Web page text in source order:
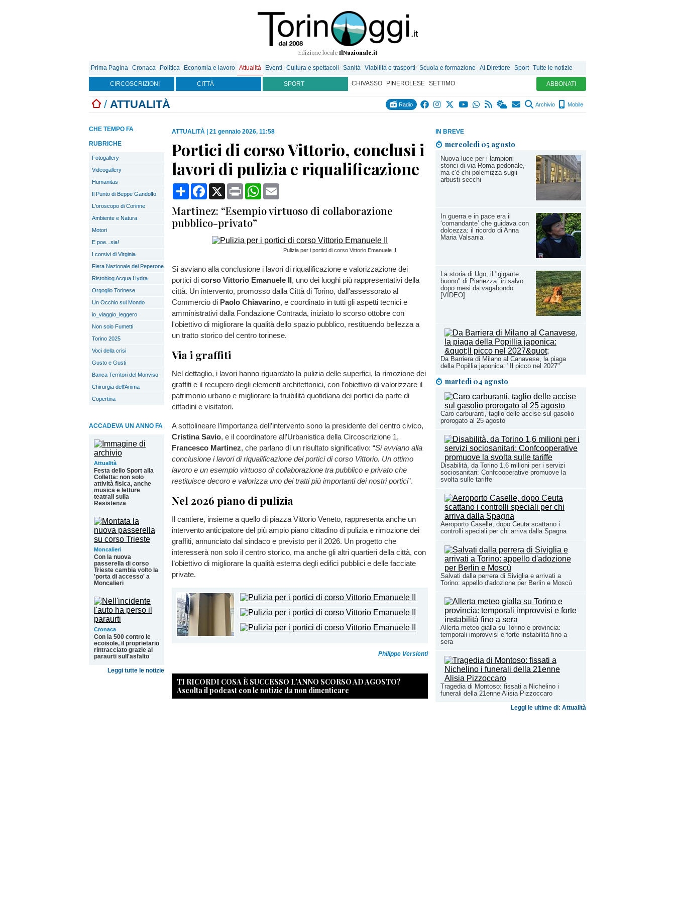
Edizione locale IlNazionale.it
Prima Pagina Cronaca Politica Economia e lavoro Attualità Eventi Cultura e spettacoli Sanità Viabilità e trasporti Scuola e formazione Al Direttore Sport Tutte le notizie
CIRCOSCRIZIONI CITTÀ SPORT CHIVASSO PINEROLESE SETTIMO ABBONATI
/ ATTUALITÀ Radio Archivio Mobile
IN BREVE
mercoledì 05 agosto
Nuova luce per i lampioni
storici di via Roma pedonale,
ma c'è chi polemizza sugli
arbusti secchi
In guerra e in pace era il
‘comandante’ che guidava con
dolcezza: il ricordo di Anna
Maria Valsania
La storia di Ugo, il "gigante
buono" di Pianezza: in salvo
dopo mesi da vagabondo
[VIDEO]
Da Barriera di Milano al Canavese, la piaga
della Popillia japonica: "Il picco nel 2027"
martedì 04 agosto
Caro carburanti, taglio delle accise sul gasolio
prorogato al 25 agosto
Disabilità, da Torino 1,6 milioni per i servizi
sociosanitari: Confcooperative promuove la
svolta sulle tariffe
Aeroporto Caselle, dopo Ceuta scattano i
controlli speciali per chi arriva dalla Spagna
Salvati dalla perrera di Siviglia e arrivati a
Torino: appello d'adozione per Berlin e Moscù
Allerta meteo gialla su Torino e provincia:
temporali improvvisi e forte instabilità fino a
sera
Tragedia di Montoso: fissati a Nichelino i
funerali della 21enne Alisia Pizzoccaro
Leggi le ultime di: Attualità
CHE TEMPO FA
RUBRICHE
Fotogallery
Videogallery
Humanitas
Il Punto di Beppe Gandolfo
L'oroscopo di Corinne
Ambiente e Natura
Motori
E poe...sia!
I corsivi di Virginia
Fiera Nazionale del Peperone
Ristoblog Acqua Hydra
Orgoglio Torinese
Un Occhio sul Mondo
io_viaggio_leggero
Non solo Fumetti
Torino 2025
Voci della crisi
Gusto e Gusti
Banca Territori del Monviso
Chirurgia dell'Anima
Copertina
ACCADEVA UN ANNO FA
Attualità
Festa dello Sport alla
Colletta: non solo
attività fisica, anche
musica e letture
teatrali sulla
Resistenza
Moncalieri
Con la nuova
passerella di corso
Trieste cambia volto la
'porta di accesso' a
Moncalieri
Cronaca
Con la 500 contro le
ecoisole, il proprietario
rintracciato grazie al
paraurti sull'asfalto
Leggi tutte le notizie
ATTUALITÀ 21 gennaio 2026, 11:58
Portici di corso Vittorio, conclusi i
lavori di pulizia e riqualificazione
CondividiFacebook
X Print WhatsApp
Martinez: “Esempio virtuoso di collaborazione
pubblico-privato”
Pulizia per i portici di corso Vittorio Emanuele II
Si avviano alla conclusione i lavori di riqualificazione e valorizzazione dei
portici di corso Vittorio Emanuele II, uno dei luoghi più rappresentativi della
città. Un intervento, promosso dalla Città di Torino, dall'assessorato al
Commercio di Paolo Chiavarino, e coordinato in tutti gli aspetti tecnici e
amministrativi dalla Fondazione Contrada, iniziato lo scorso ottobre con
l'obiettivo di migliorare la qualità dello spazio pubblico, restituendo bellezza a
un tratto storico del centro torinese.
Via i graffiti
Nel dettaglio, i lavori hanno riguardato la pulizia delle superfici, la rimozione dei
graffiti e il recupero degli elementi architettonici, con l’obiettivo di valorizzare il
patrimonio urbano e migliorare la fruibilità quotidiana dei portici da parte di
cittadini e visitatori.
A sottolineare l’importanza dell’intervento sono la presidente del centro civico,
Cristina Savio, e il coordinatore all’Urbanistica della Circoscrizione 1,
Francesco Martinez, che parlano di un risultato significativo: “Si avviano alla
conclusione i lavori di riqualificazione dei portici di corso Vittorio. Un ottimo
lavoro e un esempio virtuoso di collaborazione tra pubblico e privato che
restituisce decoro e valorizza uno dei tratti più importanti dei nostri portici”.
Nel 2026 piano di pulizia
Il cantiere, insieme a quello di piazza Vittorio Veneto, rappresenta anche un
intervento anticipatore del più ampio piano cittadino di pulizia e rimozione dei
graffiti, annunciato dal sindaco e previsto per il 2026. Un progetto che
interesserà non solo il centro storico, ma anche gli altri quartieri della città, con
l’obiettivo di migliorare la qualità esterna degli edifici pubblici e delle facciate
private.
Philippe Versienti
TI RICORDI COSA È SUCCESSO L’ANNO SCORSO AD AGOSTO?
Ascolta il podcast con le notizie da non dimenticare